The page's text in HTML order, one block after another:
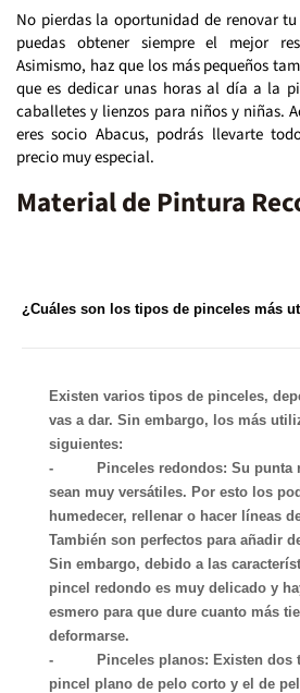
No pierdas la oportunidad de renovar
puedas obtener siempre el mejor
Asimismo, haz que los más pequeños
que es dedicar unas horas al día a la
caballetes y lienzos para niños y niñas.
eres socio Abacus, podrás llevarte
precio muy especial.
Material de Pintura
¿Cuáles son los tipos de pinceles más
Existen varios tipos de pinceles,
vas a dar. Sin embargo, los más
siguientes:
-
Pinceles redondos: Su punta
sean muy versátiles. Por esto los
humedecer, rellenar o hacer líneas
También son perfectos para añadir
Sin embargo, debido a las
pincel redondo es muy delicado y
esmero para que dure cuanto más
deformarse.
-
Pinceles planos: Existen dos
pincel plano de pelo corto y el de